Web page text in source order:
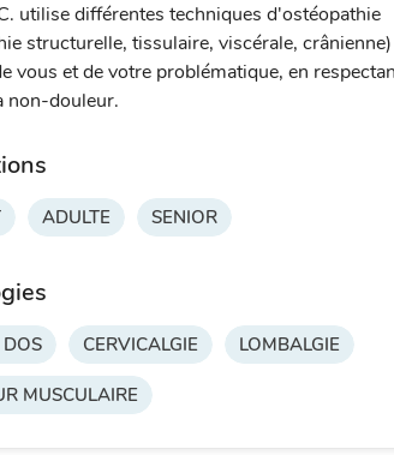
utilise différentes techniques d'ostéopathie
structurelle, tissulaire, viscérale,
vous et de votre problématique, en
non-douleur.
ADULTE SENIOR
CERVICALGIE LOMBALGIE
MUSCULAIRE